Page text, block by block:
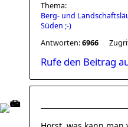
Thema:
Berg- und
Süden ;-)
Antworten:6966
Rufe den Beitrag